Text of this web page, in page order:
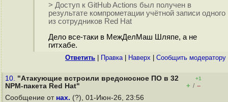
> Доступ к GitHub Actions был получен в
результате компрометации учётной записи одного
из сотрудников Red Hat
Дело все-таки в МежДелМаш Шляпе, а не
гитхабе.
Ответить Правка| Наверх Cообщить модератору
10. "Атакующие встроили вредоносное ПО в 32
NPM-пакета Red Hat"
+1
+ / –
Сообщение от нах. (?), 01-Июн-26, 23:56